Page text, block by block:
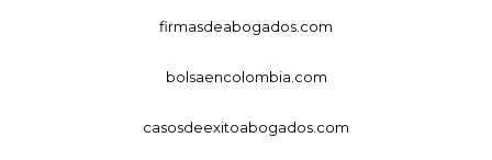
firmasdeabogados.com
bolsaencolombia.com
casosdeexitoabogados.com